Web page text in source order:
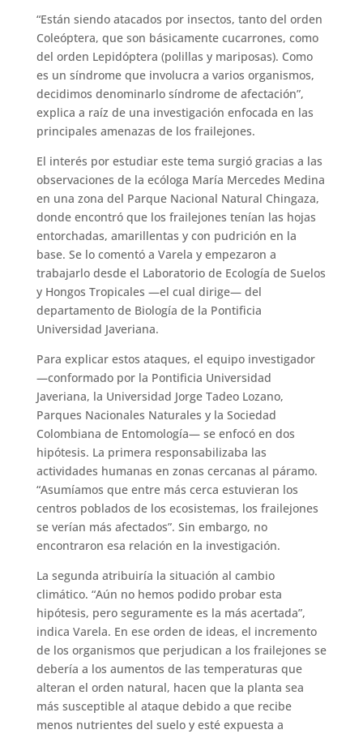
“Están siendo atacados por insectos, tanto del orden
Coleóptera, que son básicamente cucarrones, como
del orden Lepidóptera (polillas y mariposas). Como
es un síndrome que involucra a varios organismos,
decidimos denominarlo síndrome de afectación”,
explica a raíz de una investigación enfocada en las
principales amenazas de los frailejones.
El interés por estudiar este tema surgió gracias a las
observaciones de la ecóloga María Mercedes Medina
en una zona del Parque Nacional Natural Chingaza,
donde encontró que los frailejones tenían las hojas
entorchadas, amarillentas y con pudrición en la
base. Se lo comentó a Varela y empezaron a
trabajarlo desde el Laboratorio de Ecología de Suelos
y Hongos Tropicales —el cual dirige— del
departamento de Biología de la Pontificia
Universidad Javeriana.
Para explicar estos ataques, el equipo investigador
—conformado por la Pontificia Universidad
Javeriana, la Universidad Jorge Tadeo Lozano,
Parques Nacionales Naturales y la Sociedad
Colombiana de Entomología— se enfocó en dos
hipótesis. La primera responsabilizaba las
actividades humanas en zonas cercanas al páramo.
“Asumíamos que entre más cerca estuvieran los
centros poblados de los ecosistemas, los frailejones
se verían más afectados”. Sin embargo, no
encontraron esa relación en la investigación.
La segunda atribuiría la situación al cambio
climático. “Aún no hemos podido probar esta
hipótesis, pero seguramente es la más acertada”,
indica Varela. En ese orden de ideas, el incremento
de los organismos que perjudican a los frailejones se
debería a los aumentos de las temperaturas que
alteran el orden natural, hacen que la planta sea
más susceptible al ataque debido a que recibe
menos nutrientes del suelo y esté expuesta a